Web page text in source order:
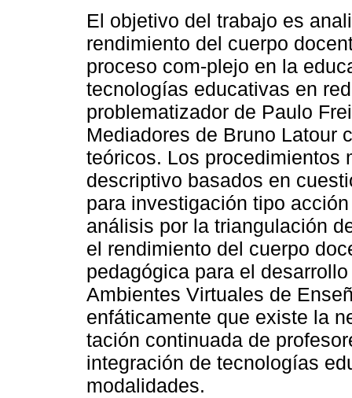
El objetivo del trabajo es
rendimiento del cuerpo
proceso com-plejo en la
tecnologías educativas en
problematizador de Paulo
Mediadores de Bruno Latour
teóricos. Los procedimientos
descriptivo basados en
para investigación tipo
análisis por la triangulación
el rendimiento del cuerpo
pedagógica para el
Ambientes Virtuales de
enfáticamente que existe la
tación continuada de
integración de tecnologías
modalidades.